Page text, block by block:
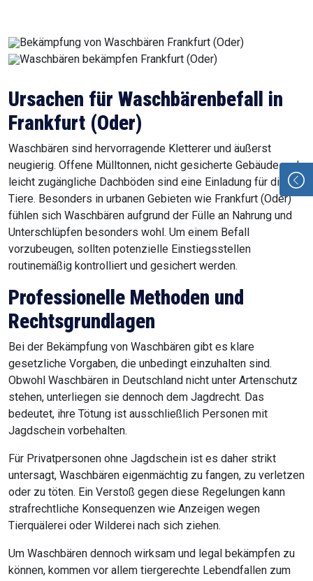
Ursachen für Waschbärenbefall in
Frankfurt (Oder)
Waschbären sind hervorragende Kletterer und äußerst
neugierig. Offene Mülltonnen, nicht gesicherte Gebäude und
leicht zugängliche Dachböden sind eine Einladung für diese
Tiere. Besonders in urbanen Gebieten wie Frankfurt (Oder)
fühlen sich Waschbären aufgrund der Fülle an Nahrung und
Unterschlüpfen besonders wohl. Um einem Befall
vorzubeugen, sollten potenzielle Einstiegsstellen
routinemäßig kontrolliert und gesichert werden.
Professionelle Methoden und
Rechtsgrundlagen
Bei der Bekämpfung von Waschbären gibt es klare
gesetzliche Vorgaben, die unbedingt einzuhalten sind.
Obwohl Waschbären in Deutschland nicht unter Artenschutz
stehen, unterliegen sie dennoch dem Jagdrecht. Das
bedeutet, ihre Tötung ist ausschließlich Personen mit
Jagdschein vorbehalten.
Für Privatpersonen ohne Jagdschein ist es daher strikt
untersagt, Waschbären eigenmächtig zu fangen, zu verletzen
oder zu töten. Ein Verstoß gegen diese Regelungen kann
strafrechtliche Konsequenzen wie Anzeigen wegen
Tierquälerei oder Wilderei nach sich ziehen.
Um Waschbären dennoch wirksam und legal bekämpfen zu
können, kommen vor allem tiergerechte Lebendfallen zum